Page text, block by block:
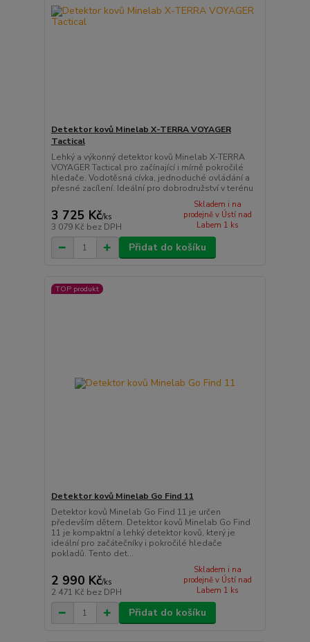
Detektor kovů Minelab X-TERRA VOYAGER
Tactical
Lehký a výkonný detektor kovů Minelab X‑TERRA
VOYAGER Tactical pro začínající i mírně pokročilé
hledače. Vodotěsná cívka, jednoduché ovládání a
přesné zacílení. Ideální pro dobrodružství v terénu
3 725 Kč/ks
3 079 Kč bez DPH
Skladem i na
prodejně v Ústí nad
Labem 1 ks
Přidat do košíku
TOP produkt
Detektor kovů Minelab Go Find 11
Detektor kovů Minelab Go Find 11 je určen
především dětem. Detektor kovů Minelab Go Find
11 je kompaktní a lehký detektor kovů, který je
ideální pro začátečníky i pokročilé hledače
pokladů. Tento det...
2 990 Kč/ks
2 471 Kč bez DPH
Skladem i na
prodejně v Ústí nad
Labem 1 ks
Přidat do košíku